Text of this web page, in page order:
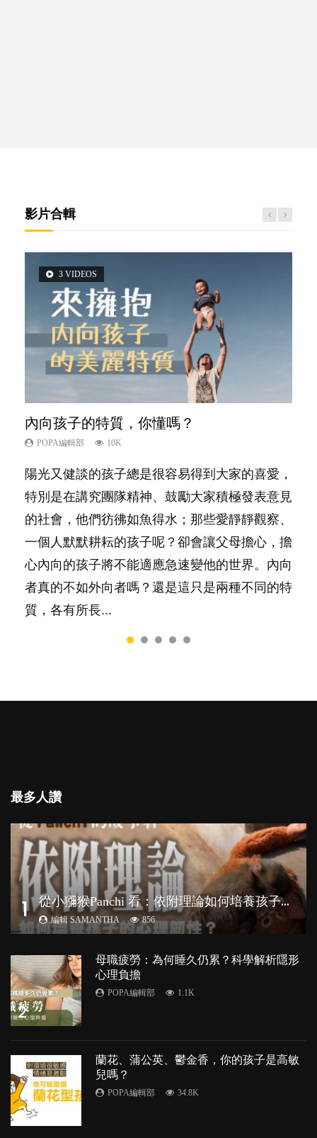
影片合輯
3 VIDEOS
內向孩子的特質，你懂嗎？
POPA編輯部 10K
陽光又健談的孩子總是很容易得到大家的喜愛，
特別是在講究團隊精神、鼓勵大家積極發表意見
的社會，他們彷彿如魚得水；那些愛靜靜觀察、
一個人默默耕耘的孩子呢？卻會讓父母擔心，擔
心內向的孩子將不能適應急速變他的世界。內向
者真的不如外向者嗎？還是這只是兩種不同的特
質，各有所長...
5 VIDEOS
夫妻必看！經營婚姻，沒捷徑
POPA編輯部 22.9K
你是不是也曾經以為只要跟相愛的人結婚，就自
然能走到白頭，但生了孩子卻發現事情不如你所
料？ 經營婚姻，不如我們想像的簡單，卻也不
是大家說得那麼難。一起來認識婚姻的真相！...
14 VIDEOS
新手父母不用怕
POPA編輯部 16.3K
相信許多人初為人父母，由懷孕開始到孩子呱呱
落地，心中都有數之不盡的問題～這裡一次過集
合我們以往製作過的相關短片。 這段路讓我們
跟你同行～...
2 VIDEOS
想孩子學好外語，點做好？
POPA編輯部 9.9K
有人話學多種語言越早開始越好，有人卻說一時
間太多語言，會令孩子感到混淆，到底誰是誰
非？聽聽專家怎樣說，解開語言學習的迷思～...
6 VIDEOS
愛孩子也別忘了愛自己，父母如何關顧自
己的身心靈？
照顧孩子衣食住行、陪同兒女應對功課測驗，還
要陪玩製造親子時間，尚要處理家中雜項要
務……當父母的，有千百個任務要做。可惜，有
一樣重要至極的，總被遺漏——關注自己的情緒
和心理健康。...
最多人讚
1 從
小獼猴Panchi 看：依附理論如何培養孩子心理韌性？
編輯 SAMANTHA 856
2
母職疲勞：為何睡久仍累？科學解析隱形
心理負擔
POPA編輯部 1.1K
3
蘭花、蒲公英、鬱金香，你的孩子是高敏
兒嗎？
POPA編輯部 34.8K